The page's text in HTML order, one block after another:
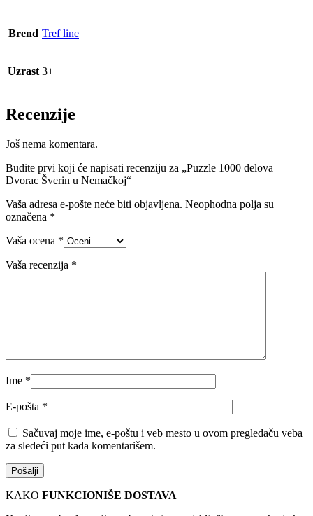
Brend Tref line
Uzrast 3+
Recenzije
Još nema komentara.
Budite prvi koji će napisati recenziju za „Puzzle 1000 delova –
Dvorac Šverin u Nemačkoj“
Vaša adresa e-pošte neće biti objavljena. Neophodna polja su
označena *
Vaša ocena *
Vaša recenzija *
Ime *
E-pošta *
Sačuvaj moje ime, e-poštu i veb mesto u ovom pregledaču veba
za sledeći put kada komentarišem.
KAKO FUNKCIONIŠE DOSTAVA